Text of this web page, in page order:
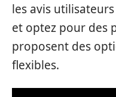
les avis
et optez pour des
proposent des
flexibles.